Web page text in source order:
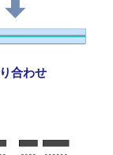
合わせ